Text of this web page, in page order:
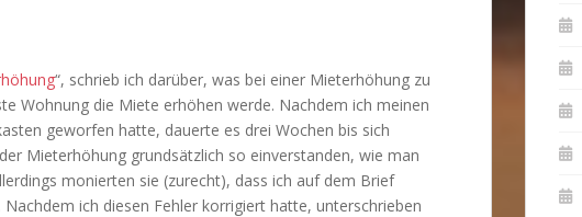
“, schrieb ich darüber, was bei einer Mieterhöhung zu
Wohnung die Miete erhöhen werde. Nachdem ich meinen
geworfen hatte, dauerte es drei Wochen bis sich
Mieterhöhung grundsätzlich so einverstanden, wie man
monierten sie (zurecht), dass ich auf dem Brief
ich diesen Fehler korrigiert hatte, unterschrieben